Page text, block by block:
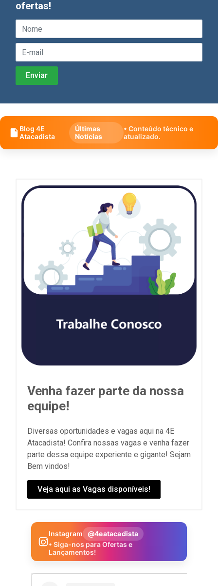
ofertas!
Blog 4E
Atacadista
Últimas
Notícias
• Conteúdo técnico e
atualizado.
Venha fazer parte da nossa
equipe!
Diversas oportunidades e vagas aqui na 4E
Atacadista! Confira nossas vagas e venha fazer
parte dessa equipe experiente e gigante! Sejam
Bem vindos!
Veja aqui as Vagas disponíveis!
Instagram
@4eatacadista
• Siga-nos para Ofertas e
Lançamentos!